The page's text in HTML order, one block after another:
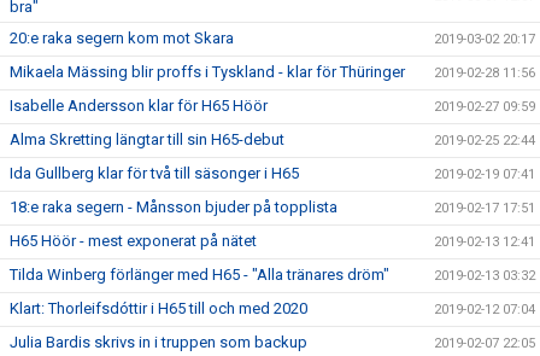
bra"
20:e raka segern kom mot Skara 2019-03-02 20:17
Mikaela Mässing blir proffs i Tyskland - klar för Thüringer 2019-02-28 11:56
Isabelle Andersson klar för H65 Höör 2019-02-27 09:59
Alma Skretting längtar till sin H65-debut 2019-02-25 22:44
Ida Gullberg klar för två till säsonger i H65 2019-02-19 07:41
18:e raka segern - Månsson bjuder på topplista 2019-02-17 17:51
H65 Höör - mest exponerat på nätet 2019-02-13 12:41
Tilda Winberg förlänger med H65 - "Alla tränares dröm" 2019-02-13 03:32
Klart: Thorleifsdóttir i H65 till och med 2020 2019-02-12 07:04
Julia Bardis skrivs in i truppen som backup 2019-02-07 22:05